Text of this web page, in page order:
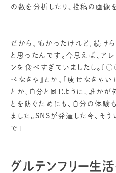
の数を分析したり、投稿の画像
だから、怖かったけれど、続け
と思ったんです。今思えば、ア
ンを食べすぎていましたし。『
べなきゃ』とか、『痩せなきゃ
とか、自分と同じように、誰か
とを防ぐためにも、自分の体験
ました。SNSが発達した今、そ
で」
グルテンフリー生